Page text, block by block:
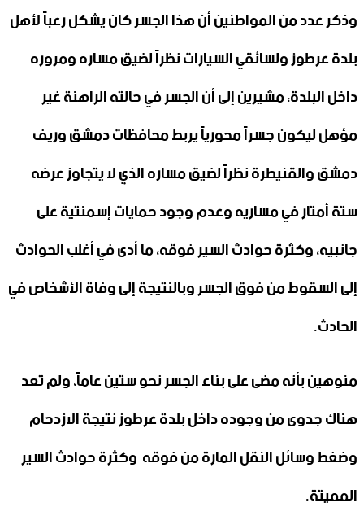
وذكر عدد من المواطنين أن هذا الجسر كان يشكل رعباً لأهل
بلدة عرطوز ولسائقي السيارات نظراً لضيق مساره ومروره
داخل البلدة، مشيرين إلى أن الجسر في حالته الراهنة غير
مؤهل ليكون جسراً محورياً يربط محافظات دمشق وريف
دمشق والقنيطرة نظراً لضيق مساره الذي لا يتجاوز عرضه
ستة أمتار في مساريه وعدم وجود حمايات إسمنتية على
جانبيه، وكثرة حوادث السير فوقه، ما أدى في أغلب الحوادث
إلى السقوط من فوق الجسر وبالنتيجة إلى وفاة الأشخاص في
الحادث.
منوهين بأنه مضى على بناء الجسر نحو ستين عاماً، ولم تعد
هناك جدوى من وجوده داخل بلدة عرطوز نتيجة الازدحام
وضغط وسائل النقل المارة من فوقه وكثرة حوادث السير
المميتة.